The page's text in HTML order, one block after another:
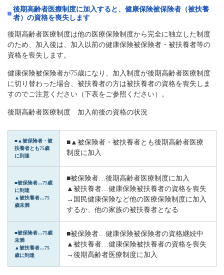
後期高齢者医療制度に加入すると、健康保険被保険者（被扶養
者）の資格を喪失します
後期高齢者医療制度は他の医療保険制度から完全に独立した制度
のため、加入後は、加入以前の健康保険被保険者・被扶養者等の
資格を喪失します。
健康保険被保険者が75歳になり、加入制度が後期高齢者医療制度
に切り替わった場合、被扶養者の方は被扶養者の資格を喪失しま
すのでご注意ください（下表をご参照ください）。
後期高齢者医療制度 加入前後の資格の状況
■▲被保険者・被
扶養者とも75歳
に到達
■▲被保険者・被扶養者とも後期高齢者医療
制度に加入
■被保険者…75歳
に到達
▲被扶養者…75
歳未満
■被保険者…後期高齢者医療制度に加入
▲被扶養者…健康保険被扶養者の資格を喪失
→国民健康保険など他の医療保険制度に加入
するか、他の家族の被扶養者となる
■被保険者…75歳
未満
▲被扶養者…75
歳に到達
■被保険者…健康保険被保険者の資格継続中
▲被扶養者…健康保険被扶養者の資格を喪失
→後期高齢者医療制度に加入